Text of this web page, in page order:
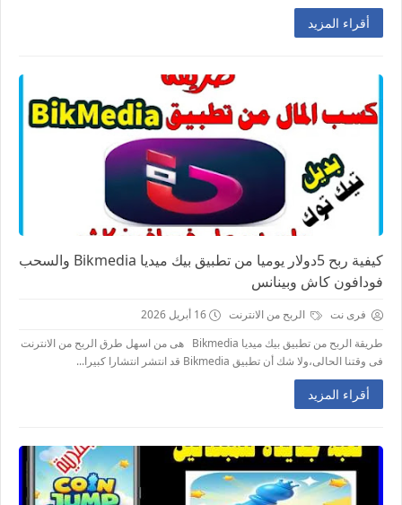
أقراء المزيد
كيفية ربح 5دولار يوميا من تطبيق بيك ميديا Bikmedia والسحب
فودافون كاش وبينانس
فرى نت الربح من الانترنت
16 أبريل 2026
طريقة الربح من تطبيق بيك ميديا Bikmedia هى من اسهل طرق الربح من الانترنت
فى وقتنا الحالى،ولا شك أن تطبيق Bikmedia قد انتشر انتشارا كبيرا...
أقراء المزيد